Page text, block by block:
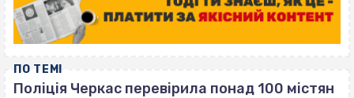
ПО ТЕМІ
Поліція Черкас перевірила понад 100 містян